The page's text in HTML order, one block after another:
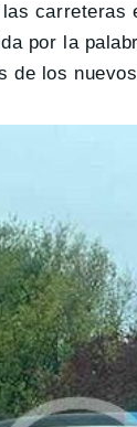
por la
de los